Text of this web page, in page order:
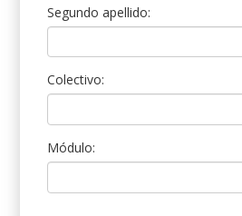
Segundo apellido:
Colectivo:
Módulo: